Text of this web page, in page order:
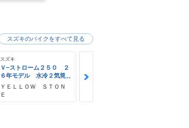
スズキ
Ｖ−ストローム２５０ ２
６年モデル 水冷２気筒
エンジン ＬＥＤヘッド
ライト標準装備
ＹＥＬＬＯＷ ＳＴＯＮ
Ｅ
スズキのバイクをすべて見る